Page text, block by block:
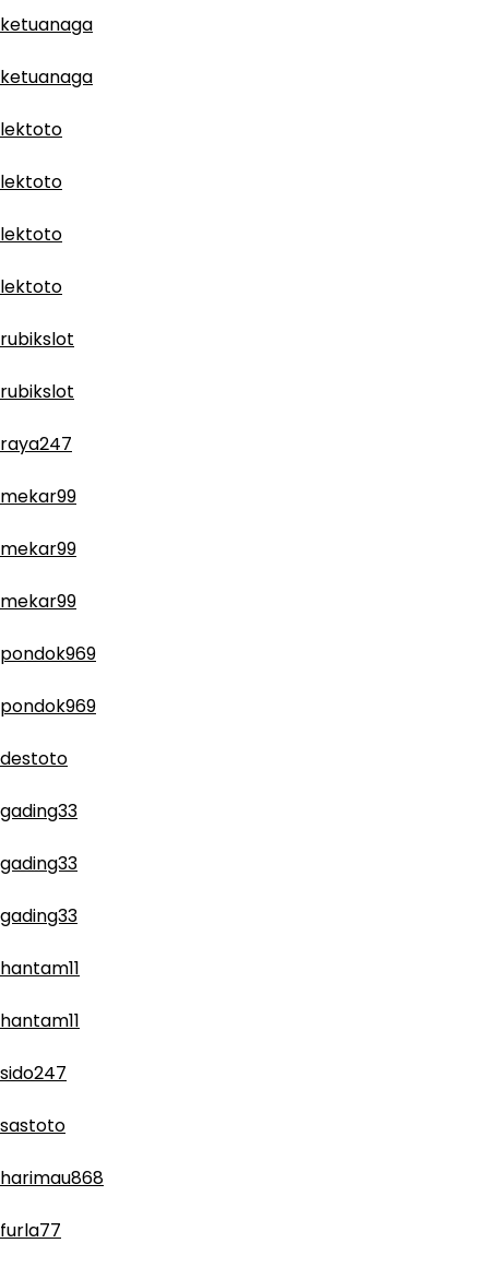
ketuanaga
ketuanaga
lektoto
lektoto
lektoto
lektoto
rubikslot
rubikslot
raya247
mekar99
mekar99
mekar99
pondok969
pondok969
destoto
gading33
gading33
gading33
hantam11
hantam11
sido247
sastoto
harimau868
furla77